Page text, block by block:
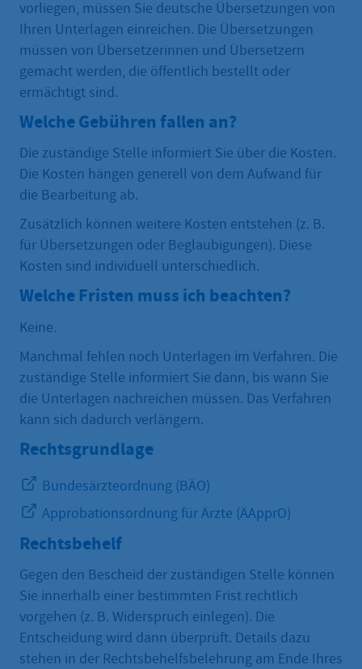
vorliegen, müssen Sie deutsche Übersetzungen von
Ihren Unterlagen einreichen. Die Übersetzungen
müssen von Übersetzerinnen und Übersetzern
gemacht werden, die öffentlich bestellt oder
ermächtigt sind.
Welche Gebühren fallen an?
Die zuständige Stelle informiert Sie über die Kosten.
Die Kosten hängen generell von dem Aufwand für
die Bearbeitung ab.
Zusätzlich können weitere Kosten entstehen (z. B.
für Übersetzungen oder Beglaubigungen). Diese
Kosten sind individuell unterschiedlich.
Welche Fristen muss ich beachten?
Keine.
Manchmal fehlen noch Unterlagen im Verfahren. Die
zuständige Stelle informiert Sie dann, bis wann Sie
die Unterlagen nachreichen müssen. Das Verfahren
kann sich dadurch verlängern.
Rechtsgrundlage
Bundesärzteordnung (BÄO)
Approbationsordnung für Ärzte (ÄApprO)
Rechtsbehelf
Gegen den Bescheid der zuständigen Stelle können
Sie innerhalb einer bestimmten Frist rechtlich
vorgehen (z. B. Widerspruch einlegen). Die
Entscheidung wird dann überprüft. Details dazu
stehen in der Rechtsbehelfsbelehrung am Ende Ihres